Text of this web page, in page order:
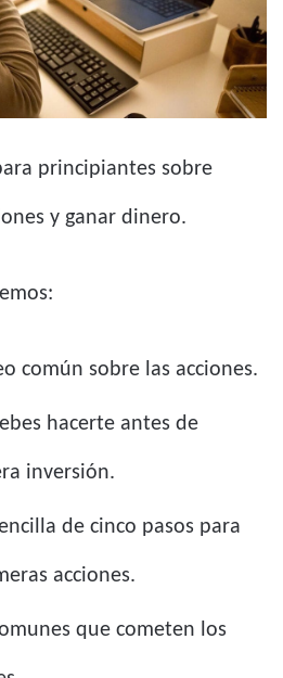
principiantes sobre
y ganar dinero.
común sobre las acciones.
hacerte antes de
inversión.
de cinco pasos para
acciones.
que cometen los